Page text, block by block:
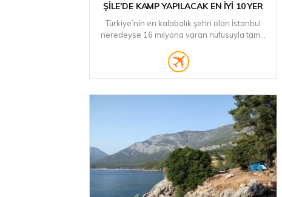
ŞILE'DE KAMP YAPILACAK EN İYI 10 YER
Türkiye’nin en kalabalık şehri olan İstanbul
neredeyse 16 milyona varan nüfusuyla tam...